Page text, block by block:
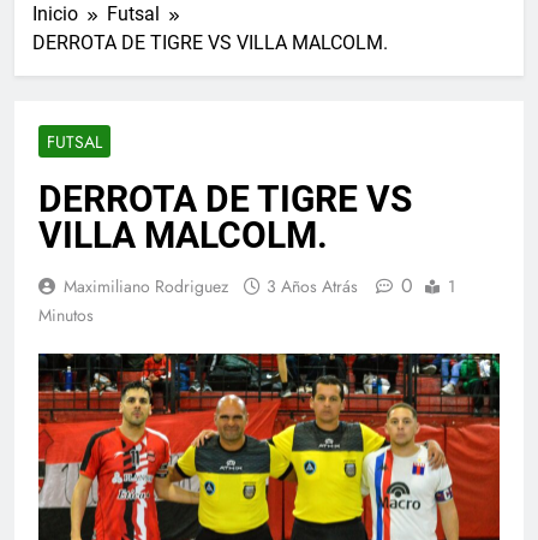
Inicio
Futsal
DERROTA DE TIGRE VS VILLA MALCOLM.
FUTSAL
DERROTA DE TIGRE VS
VILLA MALCOLM.
Maximiliano Rodriguez 3 Años Atrás 0
1
Minutos